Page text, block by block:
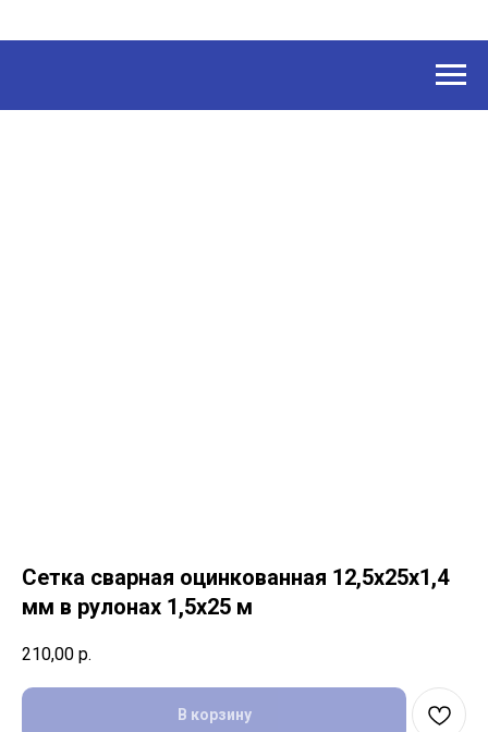
Сетка сварная оцинкованная 12,5х25х1,4
мм в рулонах 1,5х25 м
210,00 р.
В корзину